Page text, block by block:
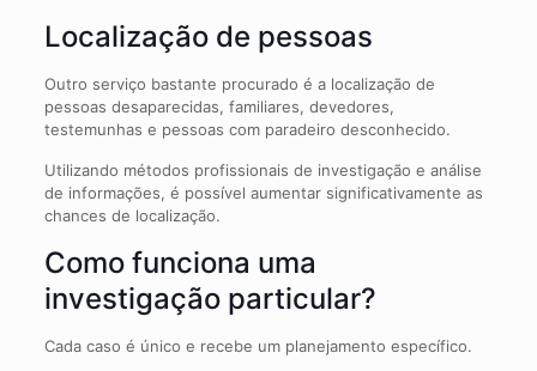
Localização de pessoas
Outro serviço bastante procurado é a localização de
pessoas desaparecidas, familiares, devedores,
testemunhas e pessoas com paradeiro desconhecido.
Utilizando métodos profissionais de investigação e análise
de informações, é possível aumentar significativamente as
chances de localização.
Como funciona uma
investigação particular?
Cada caso é único e recebe um planejamento específico.